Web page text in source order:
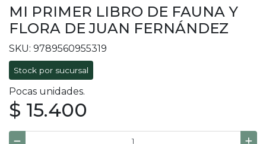
MI PRIMER LIBRO DE FAUNA Y
FLORA DE JUAN FERNÁNDEZ
SKU: 9789560955319
Stock por sucursal
Pocas unidades.
$ 15.400